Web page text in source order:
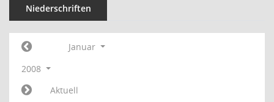
Niederschriften
Januar
2008
Aktuell